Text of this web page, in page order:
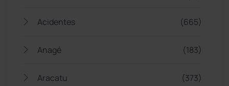
Acidentes (665)
Anagé (183)
Aracatu (373)